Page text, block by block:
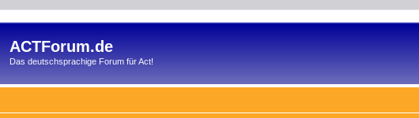
ACTForum.de
Das deutschsprachige Forum für Act!